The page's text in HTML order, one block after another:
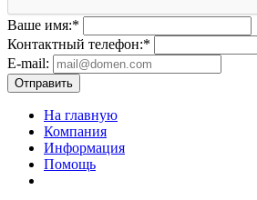
Ваше имя:*
Контактный телефон:*
E-mail:
Отправить
На главную
Компания
Информация
Помощь